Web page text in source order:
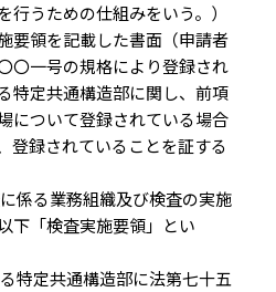
行うための仕組みをいう。）
要領を記載した書面（申請者
〇一号の規格により登録され
特定共通構造部に関し、前項
について登録されている場合
登録されていることを証する
係る業務組織及び検査の実施
下「検査実施要領」とい
特定共通構造部に法第七十五